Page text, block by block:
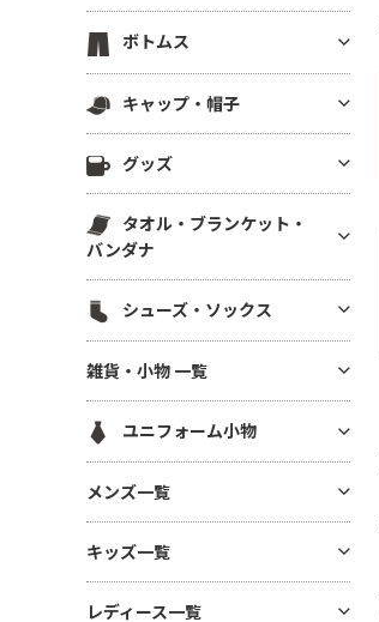
その他Tシャツ
スポーツアクセサリー
はっぴ
その他ジャケット・アウター
後染め・ピグメント長袖Tシャ
その他長袖Tシャツ
デニムバッグ
ショルダーバッグ
サコッシュ・スマホショルダー
エコ素材(SDGs) バッグ・ポー
チ
麻(ヘンプ)・ジュートバッグ
ポーチ
ワークシャツ
チェックシャツ
アロハ・柄物シャツ
シャツジャケット
ワークシャツ(長袖)
ワークパンツ
ワーク系アウター
つなぎ・オーバーオール
調理服・コックウェア
スクラブ
白衣・医療用ジャケット
ワンピース・ナースウエア
胸当てエプロン
ショートエプロン
ミドルエプロン
ロング(ソムリエ)エプロン
帆前掛け
ボトムス
ロングパンツ
ハーフパンツ
ショーツ
スウェットパンツ(裏毛)
スウェットパンツ(裏起毛)
ワークパンツ
ドライ素材パンツ
コットン・T/Cパンツ
ナイロンパンツ
ミリタリーパンツ
レギンス・スパッツ
その他ボトムス
キャップ・帽子
キャップ
ニットキャップ
ハット
メッシュキャップ
コットンキャップ
フラットバイザーキャップ
キャスケット・ハンチング・ベ
レー
グッズ
マグカップ・湯呑
ボトル・タンブラー
ステーショナリー
アルバム・フォトフレーム
キーホルダー
モバイル・PC関連グッズ
デスク雑貨
生活雑貨
インテリア雑貨
時計
暑さ・紫外線対策 / 保冷グッ
ズ・扇風機
タオル・ブランケット・
バンダナ
無地タオル
バンダナ(三角巾)・ハンカチ
ハンカチタオル
フェイスタオル
マフラータオル
バスタオル
リストバンド
シューズ・ソックス
シューズ
ソックス
雑貨・小物 一覧
ユニフォーム小物
ネクタイ・コックタイ
三角巾
バンダナ・スカーフ
メンズ一覧
メンズTシャツ
メンズ ドライTシャツ
メンズ ポロシャツ
キッズ一覧
キッズTシャツ
レディース一覧